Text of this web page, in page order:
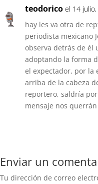
teodorico el 14
hay les va otra de
periodista mexicano
observa detrás de él
adoptando la forma
el expectador, por la
arriba de la cabeza
reportero, saldría
mensaje nos
Enviar un
Tu dirección de correo